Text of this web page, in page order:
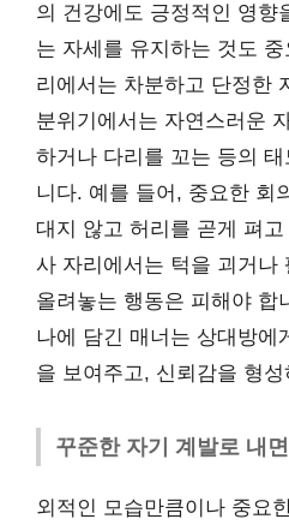
의 건강에도 긍정적인 영향
는 자세를 유지하는 것도
리에서는 차분하고 단정한
분위기에서는 자연스러운
하거나 다리를 꼬는 등의
니다. 예를 들어, 중요한 회
대지 않고 허리를 곧게 펴
사 자리에서는 턱을 괴거나
올려놓는 행동은 피해야 합
나에 담긴 매너는 상대방에
을 보여주고, 신뢰감을 형
꾸준한 자기 계발로 내
외적인 모습만큼이나 중요